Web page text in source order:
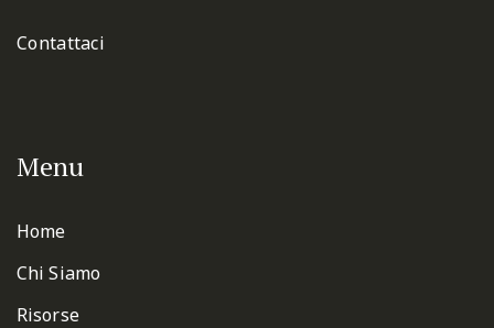
Contattaci
Menu
Home
Chi Siamo
Risorse